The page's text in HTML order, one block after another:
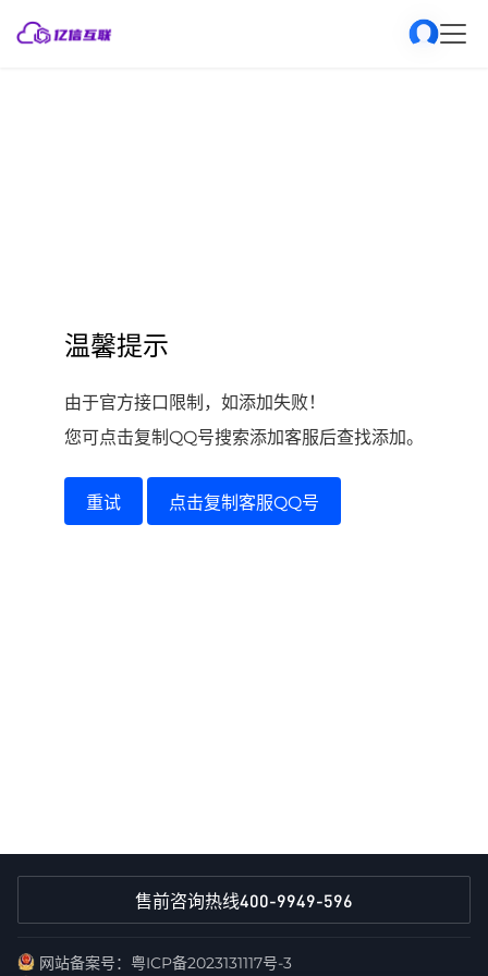
温馨提示
由于官方接口限制，如添加失败！
您可点击复制QQ号搜索添加客服后查找添加。
重试 点击复制客服QQ号
售前咨询热线400-9949-596
网站备案号：粤ICP备2023131117号-3